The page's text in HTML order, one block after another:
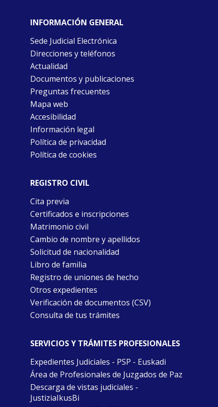
INFORMACIÓN GENERAL
Sede Judicial Electrónica
Direcciones y teléfonos
Actualidad
Documentos y publicaciones
Preguntas frecuentes
Mapa web
Accesibilidad
Información legal
Política de privacidad
Política de cookies
REGISTRO CIVIL
Cita previa
Certificados e inscripciones
Matrimonio civil
Cambio de nombre y apellidos
Solicitud de nacionalidad
Libro de familia
Registro de uniones de hecho
Otros expedientes
Verificación de documentos (CSV)
Consulta de tus trámites
SERVICIOS Y TRÁMITES PROFESIONALES
Expedientes Judiciales - PSP - Euskadi
Área de Profesionales de Juzgados de Paz
Descarga de vistas judiciales -
JustiziaIkusBi